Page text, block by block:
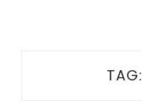
TAG: